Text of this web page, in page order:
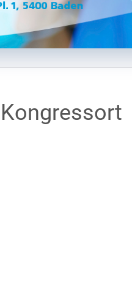
Kongressort